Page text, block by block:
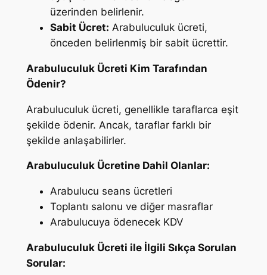
üzerinden belirlenir.
Sabit Ücret: Arabuluculuk ücreti,
önceden belirlenmiş bir sabit ücrettir.
Arabuluculuk Ücreti Kim Tarafından
Ödenir?
Arabuluculuk ücreti, genellikle taraflarca eşit
şekilde ödenir. Ancak, taraflar farklı bir
şekilde anlaşabilirler.
Arabuluculuk Ücretine Dahil Olanlar:
Arabulucu seans ücretleri
Toplantı salonu ve diğer masraflar
Arabulucuya ödenecek KDV
Arabuluculuk Ücreti ile İlgili Sıkça Sorulan
Sorular: